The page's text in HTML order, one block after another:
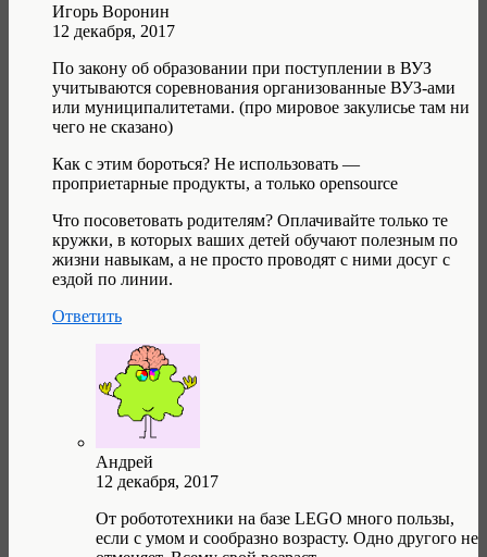
Игорь Воронин
12 декабря, 2017
По закону об образовании при поступлении в ВУЗ
учитываются соревнования организованные ВУЗ-ами
или муниципалитетами. (про мировое закулисье там ни
чего не сказано)
Как с этим бороться? Не использовать —
проприетарные продукты, а только opensource
Что посоветовать родителям? Оплачивайте только те
кружки, в которых ваших детей обучают полезным по
жизни навыкам, а не просто проводят с ними досуг с
ездой по линии.
Ответить
Андрей
12 декабря, 2017
От робототехники на базе LEGO много пользы,
если с умом и сообразно возрасту. Одно другого не